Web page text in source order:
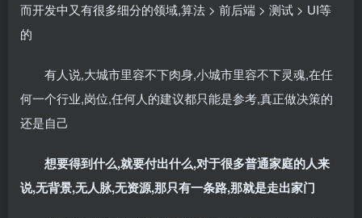
而开发中又有很多细分的领域,算法 > 前后端 > 测试 > UI等
的
有人说,大城市里容不下肉身,小城市里容不下灵魂,在任
何一个行业,岗位,任何人的建议都只能是参考,真正做决策的
还是自己
想要得到什么,就要付出什么,对于很多普通家庭的人来
说,无背景,无人脉,无资源,那只有一条路,那就是走出家门